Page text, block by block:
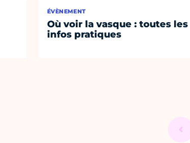
ÉVÈNEMENT
Où voir la vasque : toutes les
infos pratiques